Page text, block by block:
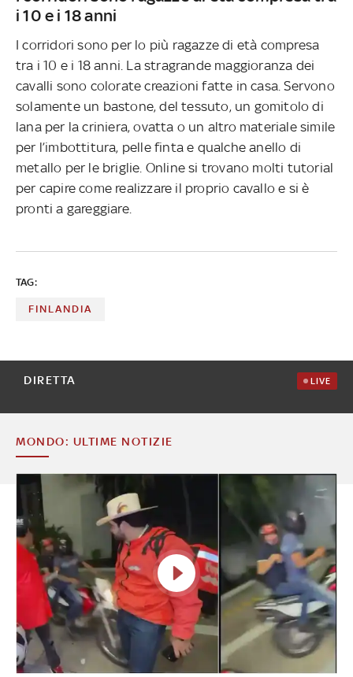
i 10 e i 18 anni
I corridori sono per lo più ragazze di età compresa
tra i 10 e i 18 anni. La stragrande maggioranza dei
cavalli sono colorate creazioni fatte in casa. Servono
solamente un bastone, del tessuto, un gomitolo di
lana per la criniera, ovatta o un altro materiale simile
per l’imbottitura, pelle finta e qualche anello di
metallo per le briglie. Online si trovano molti tutorial
per capire come realizzare il proprio cavallo e si è
pronti a gareggiare.
TAG:
FINLANDIA
DIRETTA LIVE
MONDO: ULTIME NOTIZIE